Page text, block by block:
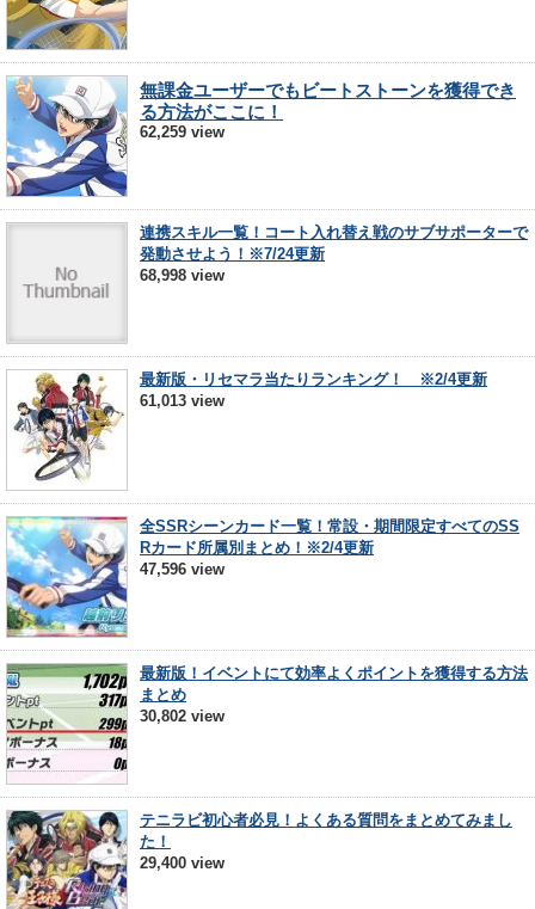
無課金ユーザーでもビートストーンを獲得でき
る方法がここに！
62,259 view
連携スキル一覧！コート入れ替え戦のサブサポーターで
発動させよう！※7/24更新
68,998 view
最新版・リセマラ当たりランキング！ ※2/4更新
61,013 view
全SSRシーンカード一覧！常設・期間限定すべてのSS
Rカード所属別まとめ！※2/4更新
47,596 view
最新版！イベントにて効率よくポイントを獲得する方法
まとめ
30,802 view
テニラビ初心者必見！よくある質問をまとめてみまし
た！
29,400 view